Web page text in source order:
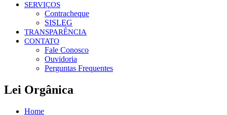
SERVIÇOS
Contracheque
SISLEG
TRANSPARÊNCIA
CONTATO
Fale Conosco
Ouvidoria
Perguntas Frequentes
Lei Orgânica
Home